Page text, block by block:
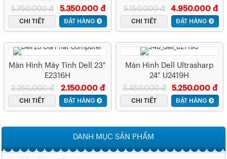
IPS (1FH50AA)5.350.000 đ
5.750.000 đ
CHI TIẾT ĐẶT HÀNG
144Hz,1ms, HDMI+DP+VGA)
4.950.000 đ
5.150.000 đ
CHI TIẾT ĐẶT HÀNG
Màn Hình Máy Tính Dell 23″
E2316H
2.150.000 đ
2.250.000 đ
CHI TIẾT ĐẶT HÀNG
Màn Hình Dell Ultrasharp
24″ U2419H
(1920×1080/IPS/60Hz/8ms)
5.250.000 đ
5.450.000 đ
CHI TIẾT ĐẶT HÀNG
DANH MỤC SẢN PHẨM